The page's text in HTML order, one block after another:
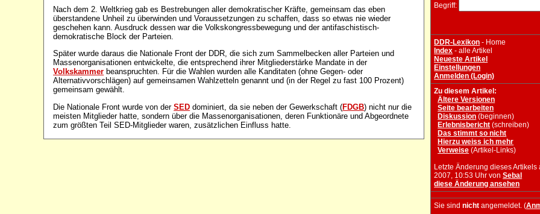
Nach dem 2. Weltkrieg gab es Bestrebungen aller demokratischer Kräfte, gemeinsam das eben
überstandene Unheil zu überwinden und Voraussetzungen zu schaffen, dass so etwas nie wieder
geschehen kann. Ausdruck dessen war die Volkskongressbewegung und der antifaschistisch-
demokratische Block der Parteien.
Später wurde daraus die Nationale Front der DDR, die sich zum Sammelbecken aller Parteien und
Massenorganisationen entwickelte, die entsprechend ihrer Mitgliederstärke Mandate in der
Volkskammer beanspruchten. Für die Wahlen wurden alle Kanditaten (ohne Gegen- oder
Alternativvorschlägen) auf gemeinsamen Wahlzetteln genannt und (in der Regel zu fast 100 Prozent)
gemeinsam gewählt.
Die Nationale Front wurde von derSED dominiert, da sie neben der Gewerkschaft (FDGB) nicht nur die
meisten Mitglieder hatte, sondern über die Massenorganisationen, deren Funktionäre und Abgeordnete
zum größten Teil SED-Mitglieder waren, zusätzlichen Einfluss hatte.
Begriff:
DDR-Lexikon - Home
Index - alle Artikel
Neueste Artikel
Einstellungen
Anmelden (Login)
Zu diesem Artikel:
Ältere Versionen
Seite bearbeiten
Diskussion (beginnen)
Erlebnisbericht (schreiben)
Das stimmt so nicht
Hierzu weiss ich mehr
Verweise (Artikel-Links)
Letzte Änderung dieses Artikels
2007, 10:53 Uhr vonSebal
diese Änderung ansehen
Sie sindnicht angemeldet. (